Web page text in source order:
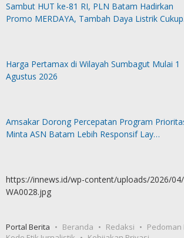
Sambut HUT ke-81 RI, PLN Batam Hadirkan
Promo MERDAYA, Tambah Daya Listrik
Harga Pertamax di Wilayah Sumbagut Mulai 1
Agustus 2026
Amsakar Dorong Percepatan Program
Minta ASN Batam Lebih Responsif Lay…
https://innews.id/wp-content/uploads/2026/
WA0028.jpg
Portal Berita Beranda Redaksi